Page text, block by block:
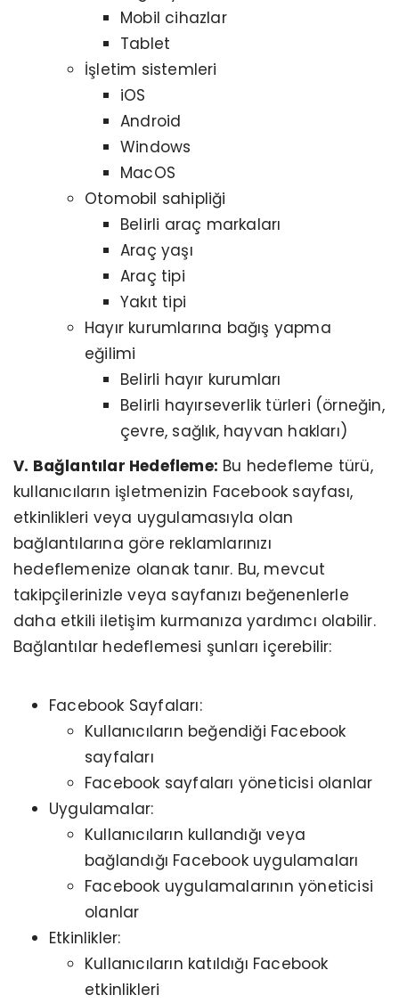
Mobil cihazlar
Tablet
İşletim sistemleri
iOS
Android
Windows
MacOS
Otomobil sahipliği
Belirli araç markaları
Araç yaşı
Araç tipi
Yakıt tipi
Hayır kurumlarına bağış yapma
eğilimi
Belirli hayır kurumları
Belirli hayırseverlik türleri (örneğin,
çevre, sağlık, hayvan hakları)
V. Bağlantılar Hedefleme: Bu hedefleme türü,
kullanıcıların işletmenizin Facebook sayfası,
etkinlikleri veya uygulamasıyla olan
bağlantılarına göre reklamlarınızı
hedeflemenize olanak tanır. Bu, mevcut
takipçilerinizle veya sayfanızı beğenenlerle
daha etkili iletişim kurmanıza yardımcı olabilir.
Bağlantılar hedeflemesi şunları içerebilir:
Facebook Sayfaları:
Kullanıcıların beğendiği Facebook
sayfaları
Facebook sayfaları yöneticisi olanlar
Uygulamalar:
Kullanıcıların kullandığı veya
bağlandığı Facebook uygulamaları
Facebook uygulamalarının yöneticisi
olanlar
Etkinlikler:
Kullanıcıların katıldığı Facebook
etkinlikleri